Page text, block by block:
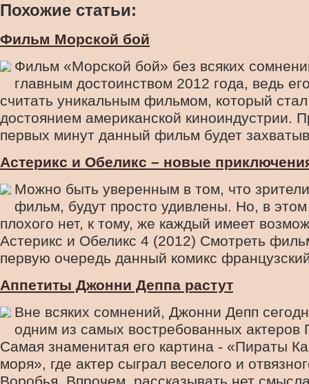
Похожие статьи:
Фильм Морской бой
Фильм «Морской бой» без всяких
главным достоинством 2012 года, ведь
считать уникальным фильмом, который
достоянием американской киноиндустрии.
первых минут данный фильм будет
Астерикс и Обеликс – новые
Можно быть уверенным в том, что
фильм, будут просто удивлены. Но, в этом
плохого нет, к тому, же каждый имеет
Астерикс и Обеликс 4 (2012) Смотреть
первую очередь данный комикс
Аппетиты Джонни Деппа растут
Вне всяких сомнений, Джонни Депп
одним из самых востребованных актеров
Самая знаменитая его картина - «Пираты
моря», где актер сыграл веселого и
Воробья. Впрочем, рассказывать нет